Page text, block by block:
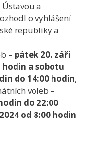
a
o vyhlášení
republiky a
– pátek 20. září
hodin a sobotu
do 14:00 hodin,
voleb –
do 22:00
od 8:00 hodin